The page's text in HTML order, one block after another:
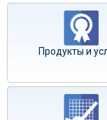
Продукты и